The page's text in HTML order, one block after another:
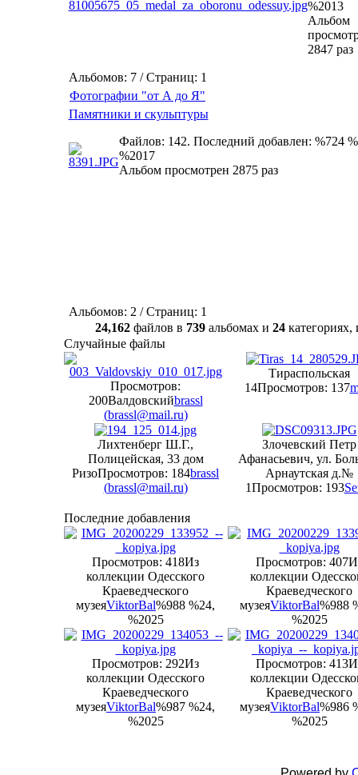
%2013
Альбом
2847 раз
Альбомов: 7 / Страниц: 1
Фотографии "от А до Я"
Памятники и скульптуры
Файлов: 142. Последний добавлен: %724
%2017
Альбом просмотрен 2875 раз
Альбомов: 2 / Страниц: 1
24,162 файлов в 739 альбомах и 24
Случайные файлы
Просмотров:
200Валдовскийbrassl
(brassl@mail.ru)
Тираспольская
14Просмотров: 137
Лихтенберг Ш.Г.,
Полицейская, 33 дом
РизоПросмотров: 184brassl
(brassl@mail.ru)
Злочевский Петр
Афанасьевич, ул.
Арнаутская д.№
1Просмотров: 193
Последние добавления
Просмотров: 418Из
коллекции Одесского
Краеведческого
музеяViktorBal%988 %24,
%2025
Просмотров: 407
коллекции
Краеведческого
музеяViktorBal%988
%2025
Просмотров: 292Из
коллекции Одесского
Краеведческого
музеяViktorBal%987 %24,
%2025
Просмотров: 413
коллекции
Краеведческого
музеяViktorBal%986
%2025